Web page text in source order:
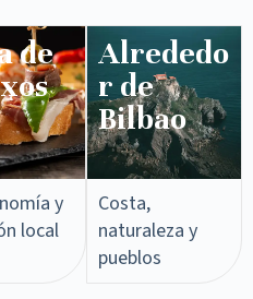
de
y
local
Alrededo
r de
Bilbao
Costa,
naturaleza y
pueblos